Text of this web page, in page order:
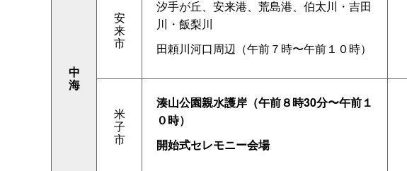
中
海
安
来
市
汐手が丘、安来港、荒島港、伯太川・吉田
川・飯梨川
田頼川河口周辺（午前７時〜午前１０時）
米
子
市
湊山公園親水護岸（午前８時30分〜午前１
０時）
開始式セレモニー会場